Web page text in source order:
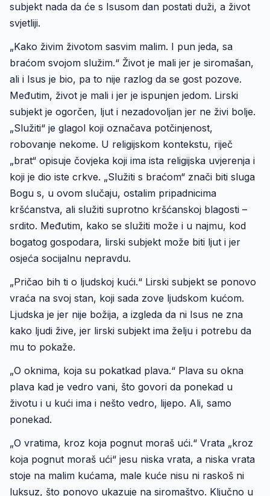
subjekt nada da će s Isusom dan postati duži, a život
svjetliji.
„Kako živim životom sasvim malim. I pun jeda, sa
braćom svojom služim.“ Život je mali jer je siromašan,
ali i Isus je bio, pa to nije razlog da se gost pozove.
Međutim, život je mali i jer je ispunjen jedom. Lirski
subjekt je ogorčen, ljut i nezadovoljan jer ne živi bolje.
„Služiti“ je glagol koji označava potčinjenost,
robovanje nekome. U religijskom kontekstu, riječ
„brat“ opisuje čovjeka koji ima ista religijska uvjerenja i
koji je dio iste crkve. „Služiti s braćom“ znači biti sluga
Bogu s, u ovom slučaju, ostalim pripadnicima
kršćanstva, ali služiti suprotno kršćanskoj blagosti –
srdito. Međutim, kako se služiti može i u najmu, kod
bogatog gospodara, lirski subjekt može biti ljut i jer
osjeća socijalnu nepravdu.
„Pričao bih ti o ljudskoj kući.“ Lirski subjekt se ponovo
vraća na svoj stan, koji sada zove ljudskom kućom.
Ljudska je jer nije božija, a izgleda da ni Isus ne zna
kako ljudi žive, jer lirski subjekt ima želju i potrebu da
mu to pokaže.
„O oknima, koja su pokatkad plava.“ Plava su okna
plava kad je vedro vani, što govori da ponekad u
životu i u kući ima i nešto vedro, lijepo. Ali, samo
ponekad.
„O vratima, kroz koja pognut moraš ući.“ Vrata „kroz
koja pognut moraš ući“ jesu niska vrata, a niska vrata
stoje na malim kućama, male kuće nisu ni raskoš ni
luksuz, što ponovo ukazuje na siromaštvo. Ključno u